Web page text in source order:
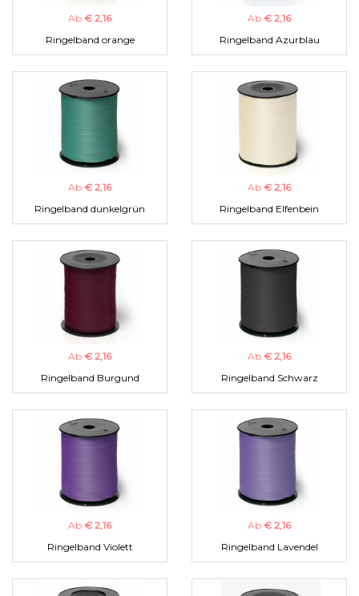
Ab € 2,16
Ringelband orange
Ab € 2,16
Ringelband Azurblau
Ab € 2,16
Ringelband dunkelgrün
Ab € 2,16
Ringelband Elfenbein
Ab € 2,16
Ringelband Burgund
Ab € 2,16
Ringelband Schwarz
Ab € 2,16
Ringelband Violett
Ab € 2,16
Ringelband Lavendel